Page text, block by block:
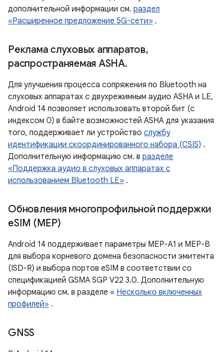
дополнительной информации см. раздел
«Расширенное предложение 5G-сети» .
Реклама слуховых аппаратов,
распространяемая ASHA.
Для улучшения процесса сопряжения по Bluetooth на
слуховых аппаратах с двухрежимным аудио ASHA и LE,
Android 14 позволяет использовать второй бит (с
индексом 0) в байте возможностей ASHA для указания
того, поддерживает ли устройство службу
идентификации скоординированного набора (CSIS) .
Дополнительную информацию см. в разделе
«Поддержка аудио в слуховых аппаратах с
использованием Bluetooth LE» .
Обновления многопрофильной поддержки
eSIM (MEP)
Android 14 поддерживает параметры MEP-A1 и MEP-B
для выбора корневого домена безопасности эмитента
(ISD-R) и выбора портов eSIM в соответствии со
спецификацией GSMA SGP V22 3.0. Дополнительную
информацию см. в разделе « Несколько включенных
профилей» .
GNSS